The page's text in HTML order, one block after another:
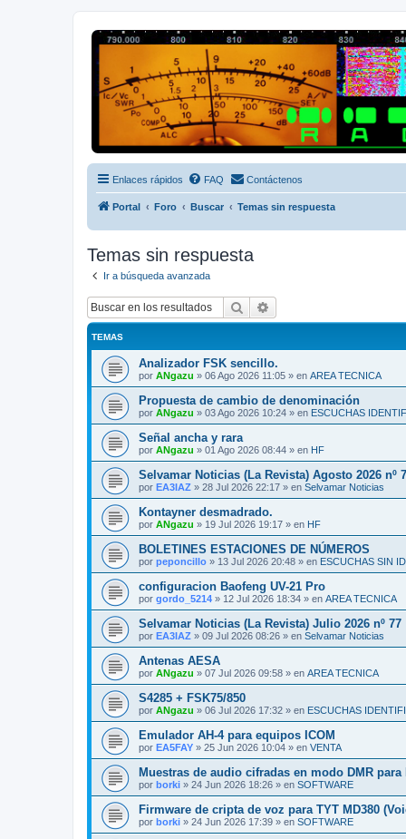
Radio Frecuencias
Foro de Radio Frecuencias
Enlaces rápidos FAQ Contáctenos
Portal Foro Buscar Temas sin respuesta
Temas sin respuesta
Ir a búsqueda avanzada
Buscar
TEMAS
Analizador FSK sencillo.
por ANgazu » 06 Ago 2026 11:05 » en AREA TECNICA
Propuesta de cambio de denominación
por ANgazu » 03 Ago 2026 10:24 » en ESCUCHAS
Señal ancha y rara
por ANgazu » 01 Ago 2026 08:44 » en HF
Selvamar Noticias (La Revista) Agosto 2026 nº
por EA3IAZ » 28 Jul 2026 22:17 » en Selvamar Noticias
Kontayner desmadrado.
por ANgazu » 19 Jul 2026 19:17 » en HF
BOLETINES ESTACIONES DE NÚMEROS
por peponcillo » 13 Jul 2026 20:48 » en ESCUCHAS SIN
configuracion Baofeng UV-21 Pro
por gordo_5214 » 12 Jul 2026 18:34 » en AREA TECNICA
Selvamar Noticias (La Revista) Julio 2026 nº 77
por EA3IAZ » 09 Jul 2026 08:26 » en Selvamar Noticias
Antenas AESA
por ANgazu » 07 Jul 2026 09:58 » en AREA TECNICA
S4285 + FSK75/850
por ANgazu » 06 Jul 2026 17:32 » en ESCUCHAS
Emulador AH-4 para equipos ICOM
por EA5FAY » 25 Jun 2026 10:04 » en VENTA
Muestras de audio cifradas en modo DMR para
por borki » 24 Jun 2026 18:26 » en SOFTWARE
Firmware de cripta de voz para TYT MD380
por borki » 24 Jun 2026 17:39 » en SOFTWARE